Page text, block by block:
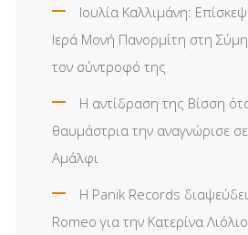
Ιουλία Καλλιμάνη:
Ιερά Μονή Πανορμίτη στη
τον σύντροφό της
Η αντίδραση της Βίσση
θαυμάστρια την αναγνώρισε
Αμάλφι
Η Panik Records
Romeo για την Κατερίνα